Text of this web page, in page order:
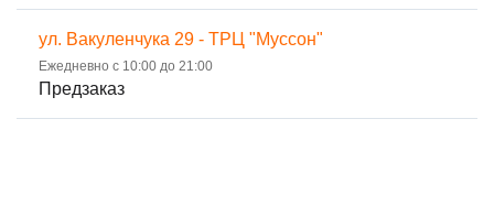
ул. Вакуленчука 29 - ТРЦ "Муссон"
Ежедневно с 10:00 до 21:00
Предзаказ